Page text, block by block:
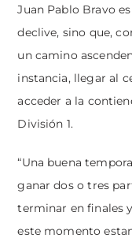
Juan Pablo Bravo
declive, sino que,
un camino
instancia, llegar al
acceder a la
División 1.
“Una buena
ganar dos o tres
terminar en finales
este momento